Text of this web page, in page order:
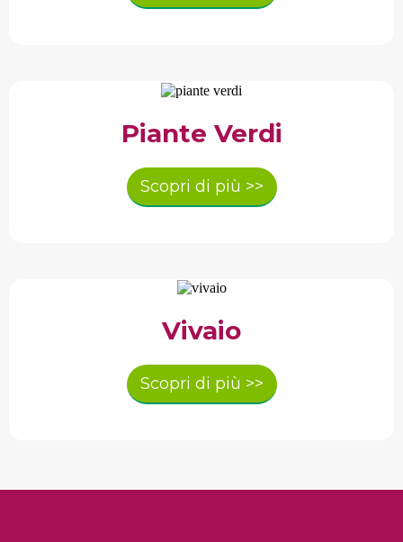
Piante Verdi
Scopri di più >>
Vivaio
Scopri di più >>